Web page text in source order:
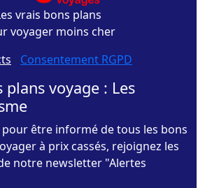
vrais bons plans
voyager moins cher
- Consentement RGPD
plans voyage : Les
pour être informé de tous les bons
à prix cassés, rejoignez les
notre newsletter "Alertes